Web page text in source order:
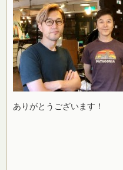
ありがとうございます！